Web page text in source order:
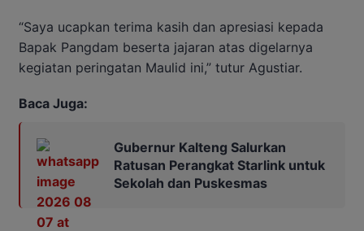
“Saya ucapkan terima kasih dan apresiasi kepada
Bapak Pangdam beserta jajaran atas digelarnya
kegiatan peringatan Maulid ini,” tutur Agustiar.
Baca Juga:
Gubernur Kalteng Salurkan
Ratusan Perangkat Starlink untuk
Sekolah dan Puskesmas